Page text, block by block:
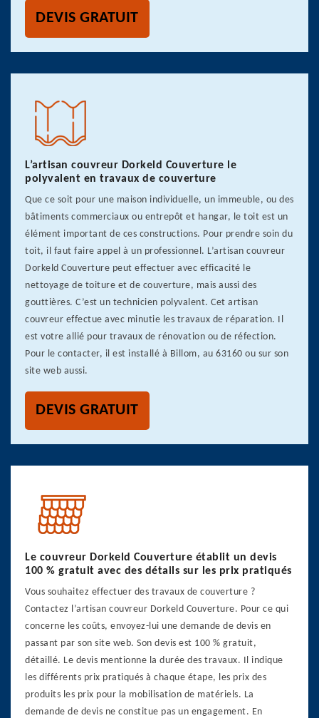
DEVIS GRATUIT
L’artisan couvreur Dorkeld Couverture le
polyvalent en travaux de couverture
Que ce soit pour une maison individuelle, un immeuble, ou des
bâtiments commerciaux ou entrepôt et hangar, le toit est un
élément important de ces constructions. Pour prendre soin du
toit, il faut faire appel à un professionnel. L’artisan couvreur
Dorkeld Couverture peut effectuer avec efficacité le
nettoyage de toiture et de couverture, mais aussi des
gouttières. C’est un technicien polyvalent. Cet artisan
couvreur effectue avec minutie les travaux de réparation. Il
est votre allié pour travaux de rénovation ou de réfection.
Pour le contacter, il est installé à Billom, au 63160 ou sur son
site web aussi.
DEVIS GRATUIT
Le couvreur Dorkeld Couverture établit un devis
100 % gratuit avec des détails sur les prix pratiqués
Vous souhaitez effectuer des travaux de couverture ?
Contactez l’artisan couvreur Dorkeld Couverture. Pour ce qui
concerne les coûts, envoyez-lui une demande de devis en
passant par son site web. Son devis est 100 % gratuit,
détaillé. Le devis mentionne la durée des travaux. Il indique
les différents prix pratiqués à chaque étape, les prix des
produits les prix pour la mobilisation de matériels. La
demande de devis ne constitue pas un engagement. En